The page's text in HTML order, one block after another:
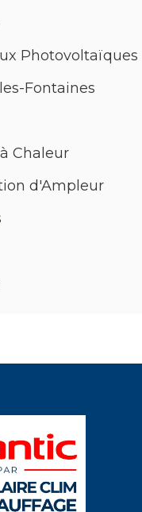
Photovoltaïques
Fontaines
Chaleur
d'Ampleur